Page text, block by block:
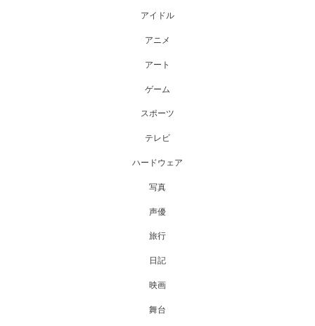
アイドル
アニメ
アート
ゲーム
スポーツ
テレビ
ハードウェア
写真
声優
旅行
日記
映画
舞台